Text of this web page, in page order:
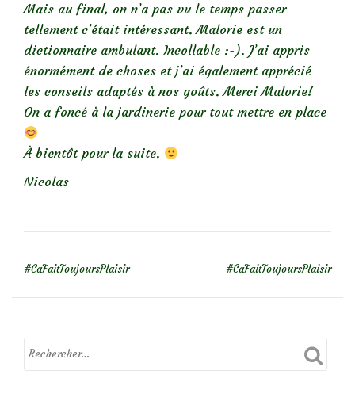
Mais au final, on n’a pas vu le temps passer
tellement c’était intéressant. Malorie est un
dictionnaire ambulant. Incollable :-). J’ai appris
énormément de choses et j’ai également apprécié
les conseils adaptés à nos goûts. Merci Malorie!
On a foncé à la jardinerie pour tout mettre en place
À bientôt pour la suite.
Nicolas
#CaFaitToujoursPlaisir #CaFaitToujoursPlaisir